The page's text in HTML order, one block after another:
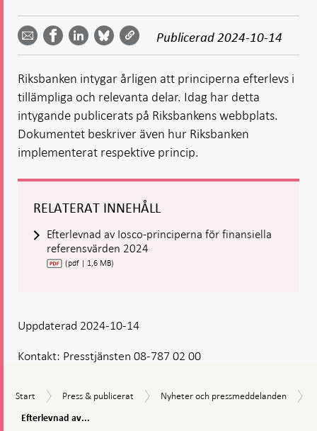
Dela
email -
Öppnas
i ny flik
Dela på
Facebook
- Öppnas
Dela på
LinkedIn
-
Öppnas
i ny flik
på
Bluesky
-
i ny flik
på
Twitter
-
i ny flik
Publicerad 2024-10-14
Riksbanken intygar årligen att principerna efterlevs i
tillämpliga och relevanta delar. Idag har detta
intygande publicerats på Riksbankens webbplats.
Dokumentet beskriver även hur Riksbanken
implementerat respektive princip.
RELATERAT INNEHÅLL
Efterlevnad av Iosco-principerna för finansiella
referensvärden 2024
(pdf | 1,6 MB)
Kontakt: Presstjänsten 08-787 02 00
Uppdaterad 2024-10-14
Start
Start
Press
publicerat
Press & publicerat
Nyheter
Nyheter och pressmeddelanden
Efterlevnad
Efterlevnad av...